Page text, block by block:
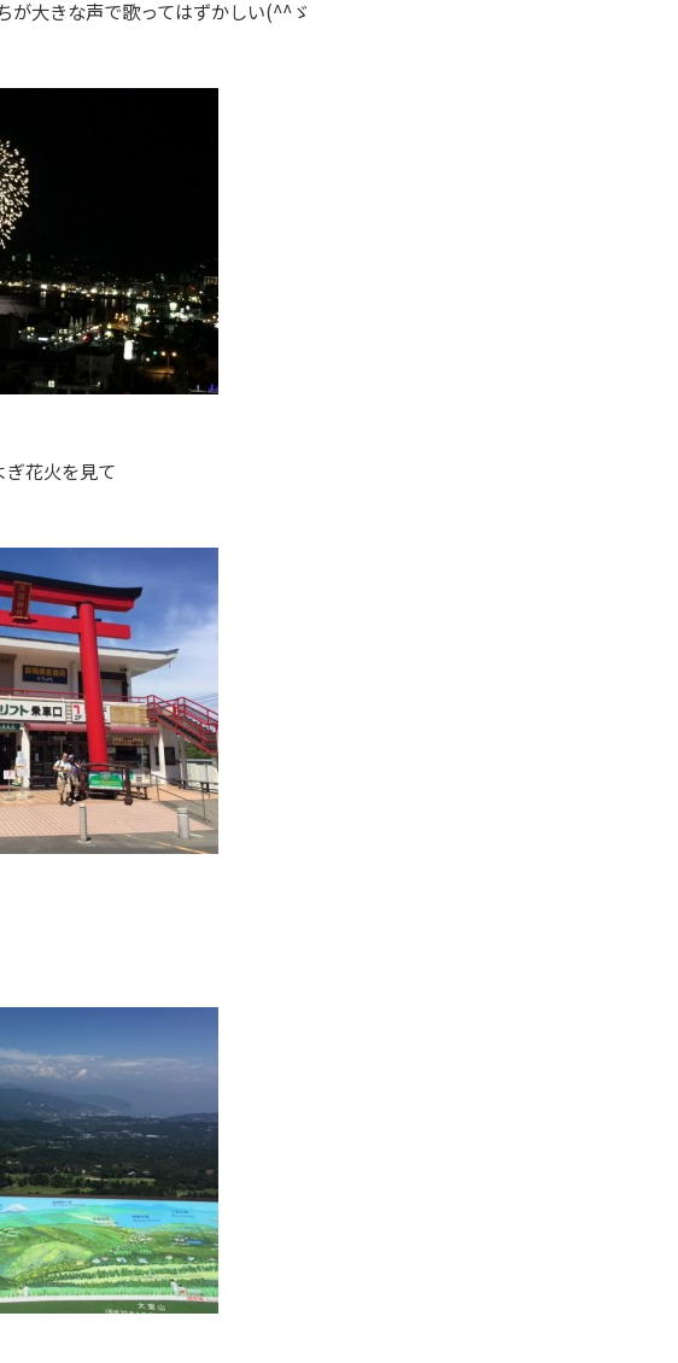
大きな声で歌ってはずかしい(^^ゞ
ぎ花火を見て